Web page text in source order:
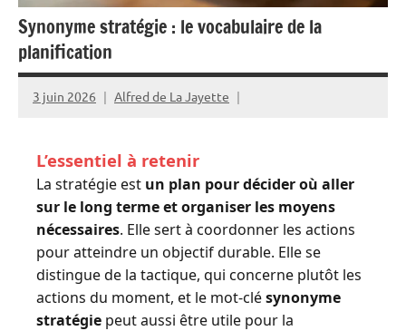
Synonyme stratégie : le vocabulaire de la
planification
3 juin 2026 Alfred de La Jayette
L’essentiel à retenir
La stratégie est un plan pour décider où aller
sur le long terme et organiser les moyens
nécessaires. Elle sert à coordonner les actions
pour atteindre un objectif durable. Elle se
distingue de la tactique, qui concerne plutôt les
actions du moment, et le mot-clésynonyme
stratégie peut aussi être utile pour la